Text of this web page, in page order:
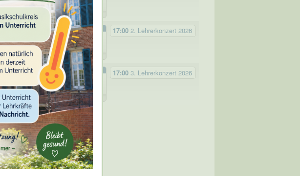
Mo.
2026
SEP.
27
So.
2026
17:002. Lehrerkonzert 2026
NOV.
22
So.
2026
17:003. Lehrerkonzert 2026